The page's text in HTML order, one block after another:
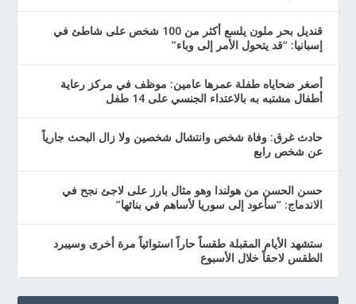
قنديل بحر ملون يلسع أكثر من 100 شخص على شاطئ في
إسبانيا: “قد يتحول الأمر إلى وباء”
أصغر ضحاياه طفلة عمرها عامين: موظف في مركز رعاية
أطفال مشتبه به بالاعتداء الجنسي على 14 طفل
حادث غرق: وفاة شخص وانتشال شخصين ولا زال البحث جارياً
عن شخص رابع
حسن الحسن من هولندا وهو مثال بارز على لاجئ نجح في
الاندماج: “سأعود إلى سوريا لأساهم في بنائها”
ستشهد الأيام المقبلة طقساً حاراً استوائياً مرة أخرى وسيبرد
الطقس لاحقاً خلال الأسبوع